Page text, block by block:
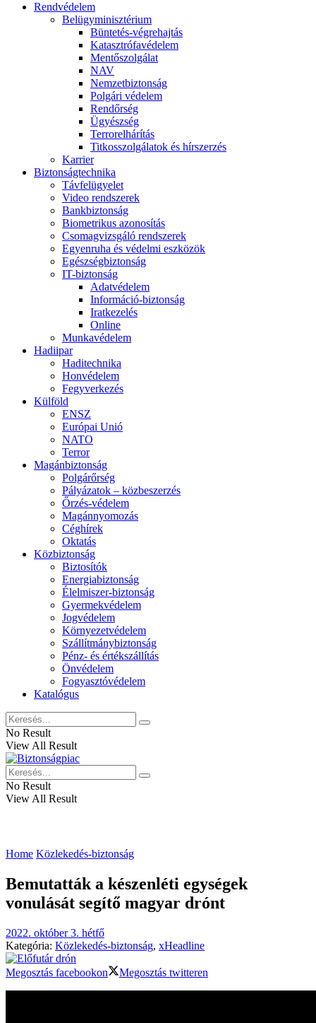
Rendvédelem
Belügyminisztérium
Büntetés-végrehajtás
Katasztrófavédelem
Mentőszolgálat
NAV
Nemzetbiztonság
Polgári védelem
Rendőrség
Ügyészség
Terrorelhárítás
Titkosszolgálatok és hírszerzés
Karrier
Biztonságtechnika
Távfelügyelet
Video rendszerek
Bankbiztonság
Biometrikus azonosítás
Csomagvizsgáló rendszerek
Egyenruha és védelmi eszközök
Egészségbiztonság
IT-biztonság
Adatvédelem
Információ-biztonság
Iratkezelés
Online
Munkavédelem
Hadiipar
Haditechnika
Honvédelem
Fegyverkezés
Külföld
ENSZ
Európai Unió
NATO
Terror
Magánbiztonság
Polgárőrség
Pályázatok – közbeszerzés
Őrzés-védelem
Magánnyomozás
Céghírek
Oktatás
Közbiztonság
Biztosítók
Energiabiztonság
Élelmiszer-biztonság
Gyermekvédelem
Jogvédelem
Környezetvédelem
Szállítmánybiztonság
Pénz- és értékszállítás
Önvédelem
Fogyasztóvédelem
Katalógus
No Result
View All Result
No Result
View All Result
Home Közlekedés-biztonság
Bemutatták a készenléti egységek
vonulását segítő magyar drónt
2022. október 3. hétfő
Kategória: Közlekedés-biztonság, xHeadline
Megosztás facebookon Megosztás twitteren